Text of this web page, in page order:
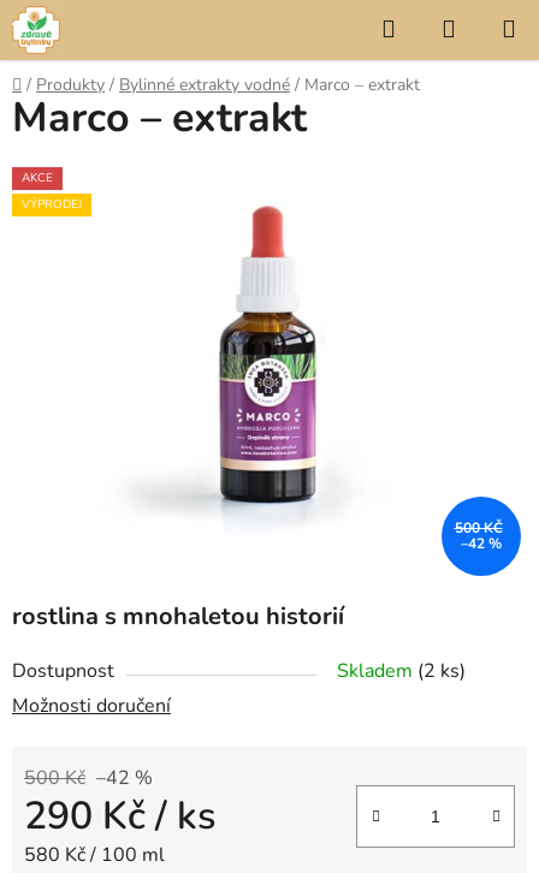
Přejít
na
obsah
Hledat
KOŠÍK
Domů
/ Produkty / Bylinné extrakty vodné / Marco – extrakt
rostlina s mnohaletou historií
Dostupnost Skladem (2 ks)
Možnosti doručení
500 Kč –42 %
290 Kč/ ks
Měrná cena:
580 Kč / 100 ml
Marco – extrakt
AKCE
VÝPRODEJ
500 KČ
–42 %